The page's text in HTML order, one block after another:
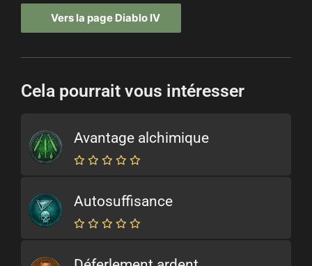
Vers la page Diablo IV
Cela pourrait vous intéresser
Avantage alchimique
Autosuffisance